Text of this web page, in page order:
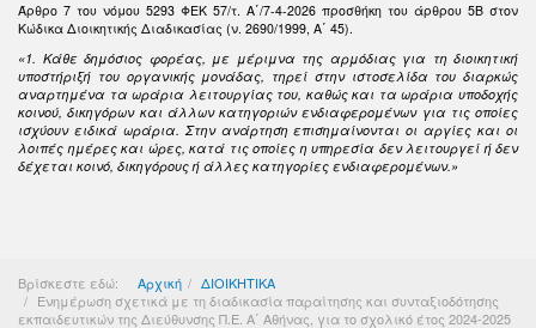
Άρθρο 7 του νόμου 5293 ΦΕΚ 57/τ. Α΄/7-4-2026 προσθήκη του άρθρου 5Β στον
Κώδικα Διοικητικής Διαδικασίας (ν. 2690/1999, Α΄ 45).
«1. Κάθε δημόσιος φορέας, με μέριμνα της αρμόδιας για τη διοικητική
υποστήριξή του οργανικής μονάδας, τηρεί στην ιστοσελίδα του διαρκώς
αναρτημένα τα ωράρια λειτουργίας του, καθώς και τα ωράρια υποδοχής
κοινού, δικηγόρων και άλλων κατηγοριών ενδιαφερομένων για τις οποίες
ισχύουν ειδικά ωράρια. Στην ανάρτηση επισημαίνονται οι αργίες και οι
λοιπές ημέρες και ώρες, κατά τις οποίες η υπηρεσία δεν λειτουργεί ή δεν
δέχεται κοινό, δικηγόρους ή άλλες κατηγορίες ενδιαφερομένων.»
Βρίσκεστε εδώ: Αρχική
ΔΙΟΙΚΗΤΙΚΑ
Ενημέρωση σχετικά με τη διαδικασία παραίτησης και συνταξιοδότησης
εκπαιδευτικών της Διεύθυνσης Π.Ε. A΄ Αθήνας, για το σχολικό έτος 2024-2025